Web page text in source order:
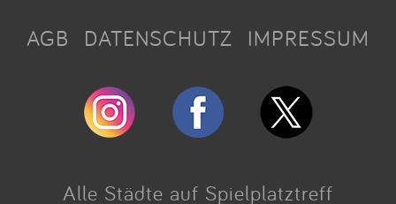
AGB DATENSCHUTZ IMPRESSUM
Alle Städte auf Spielplatztreff